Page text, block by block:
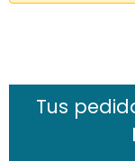
Tus